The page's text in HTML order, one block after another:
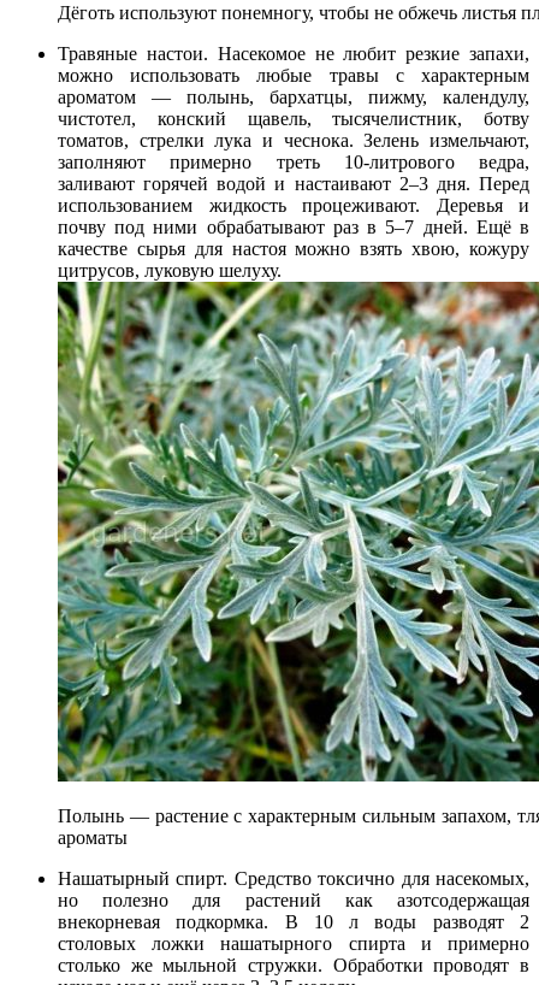
Дёготь используют понемногу, чтобы не обжечь листья
Травяные настои. Насекомое не любит резкие запахи,
можно использовать любые травы с характерным
ароматом — полынь, бархатцы, пижму, календулу,
чистотел, конский щавель, тысячелистник, ботву
томатов, стрелки лука и чеснока. Зелень измельчают,
заполняют примерно треть 10-литрового ведра,
заливают горячей водой и настаивают 2–3 дня. Перед
использованием жидкость процеживают. Деревья и
почву под ними обрабатывают раз в 5–7 дней. Ещё в
качестве сырья для настоя можно взять хвою, кожуру
цитрусов, луковую шелуху.
Полынь — растение с характерным сильным запахом,
ароматы
Нашатырный спирт. Средство токсично для насекомых,
но полезно для растений как азотсодержащая
внекорневая подкормка. В 10 л воды разводят 2
столовых ложки нашатырного спирта и примерно
столько же мыльной стружки. Обработки проводят в